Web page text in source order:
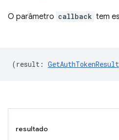
O parâmetro callback tem
(result : GetAuthTokenResult
resultado